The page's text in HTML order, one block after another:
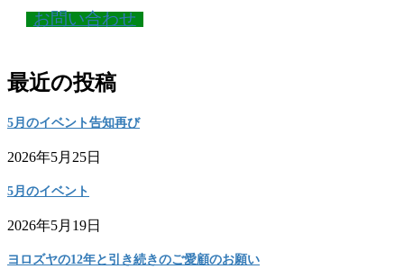
お問い合わせ
最近の投稿
5月のイベント告知再び
2026年5月25日
5月のイベント
2026年5月19日
ヨロズヤの12年と引き続きのご愛顧のお願い